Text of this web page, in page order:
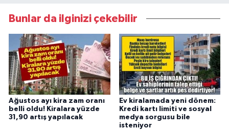
Bunlar da ilginizi çekebilir
Ağustos ayı kira zam oranı
belli oldu! Kiralara yüzde
31,90 artış yapılacak
Ev kiralamada yeni dönem:
Kredi kartı limiti ve sosyal
medya sorgusu bile
isteniyor